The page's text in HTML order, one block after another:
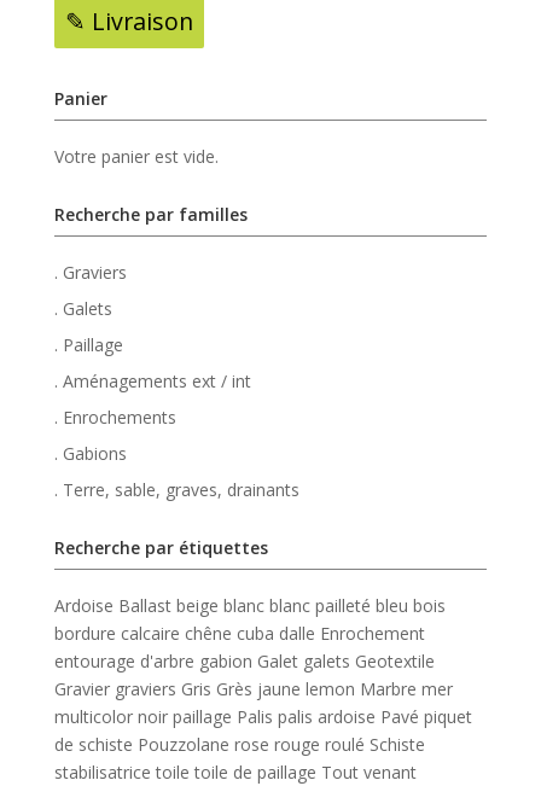
✎ Livraison
Panier
Votre panier est vide.
Recherche par familles
. Graviers
. Galets
. Paillage
. Aménagements ext / int
. Enrochements
. Gabions
. Terre, sable, graves, drainants
Recherche par étiquettes
Ardoise Ballast beige blanc blanc pailleté bleu bois
bordure calcaire chêne cuba dalle Enrochement
entourage d'arbre gabion Galet galets Geotextile
Gravier graviers Gris Grès jaune lemon Marbre mer
multicolor noir paillage Palis palis ardoise Pavé piquet
de schiste Pouzzolane rose rouge roulé Schiste
stabilisatrice toile toile de paillage Tout venant